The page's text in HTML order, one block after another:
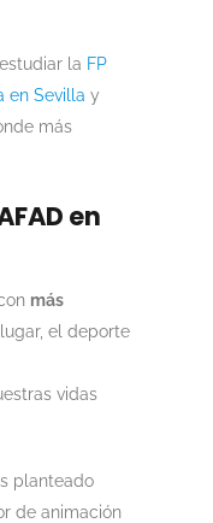
la FP
en Sevilla y
más
en
más
el deporte
vidas
planteado
de animación